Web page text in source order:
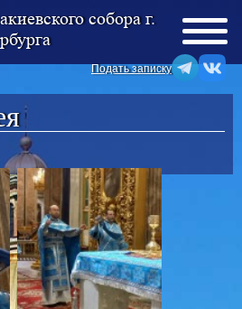
собора г.
Подать записку